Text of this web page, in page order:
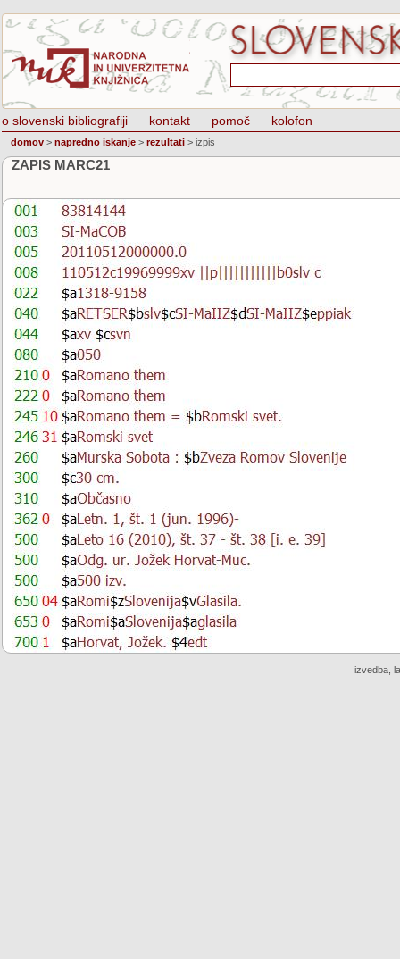
o slovenski bibliografiji kontakt pomoč kolofon
domov > napredno iskanje > rezultati > izpis
ZAPIS MARC21
izvedba,